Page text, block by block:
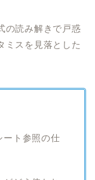
の読み解きで戸惑
ミスを見落とした
ート参照の仕